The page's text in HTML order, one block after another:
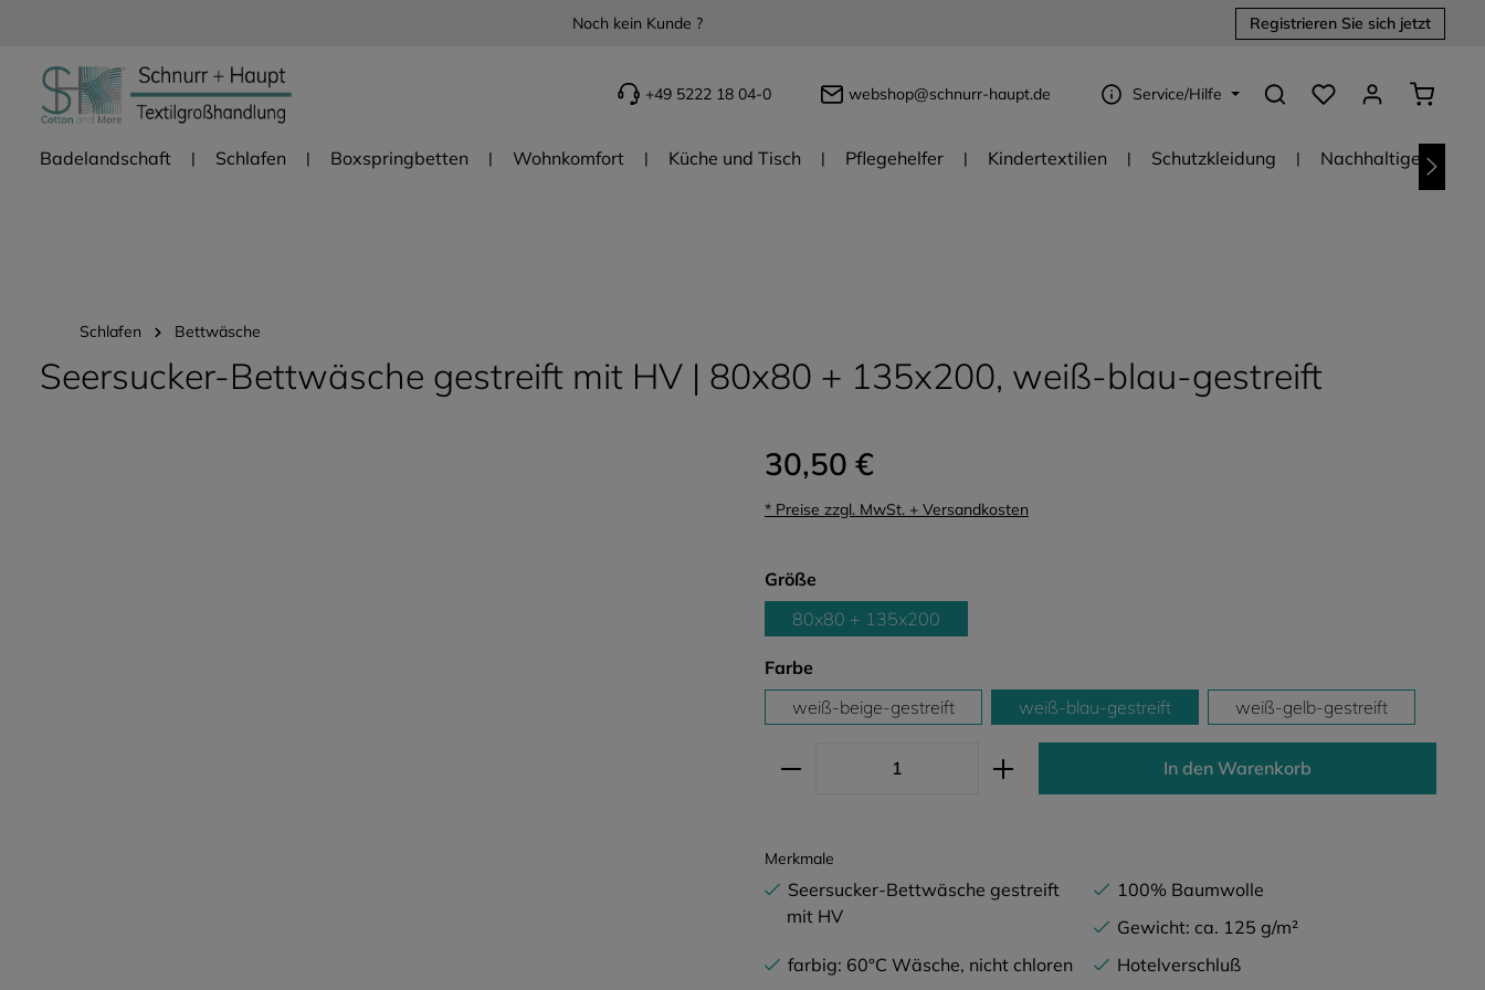
Noch kein Kunde ? Registrieren Sie sich jetzt
+49 5222 18 04-0 webshop@schnurr-haupt.de Service/Hilfe
Du hast 0 Produkte
Badelandschaft Schlafen Boxspringbetten Wohnkomfort Küche und Tisch Pflegehelfer Kindertextilien Schutzkleidung Nachhaltige
Schlafen Bettwäsche
Seersucker-Bettwäsche gestreift mit HV | 80x80 + 135x200, weiß-blau-gestreift
30,50 €
* Preise zzgl. MwSt. + Versandkosten
Größe
80x80 + 135x200
Farbe
weiß-beige-gestreift
weiß-blau-gestreift weiß-gelb-gestreift
Produkt Anzahl: Gib den gewünschten Wert ein oder
In den Warenkorb
Merkmale
Seersucker-Bettwäsche gestreift
mit HV
100% Baumwolle
Gewicht: ca. 125 g/m²
farbig: 60°C Wäsche, nicht chloren
Hotelverschluß